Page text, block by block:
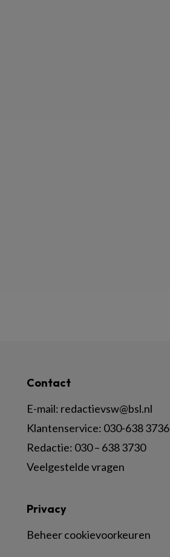
Contact
E-mail: redactievsw@bsl.nl
Klantenservice: 030-638 3736
Redactie: 030 – 638 3730
Veelgestelde vragen
Privacy
Beheer cookievoorkeuren